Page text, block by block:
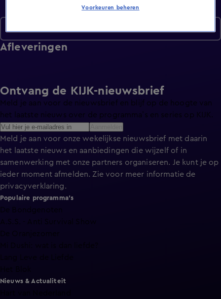
Afleveringen
Ontvang de KIJK-nieuwsbrief
Meld je aan voor de nieuwsbrief en blijf op de hoogte van
het laatste nieuws over de programma’s en series op KIJK.
Meld je aan voor onze wekelijkse nieuwsbrief met daarin
het laatste nieuws en aanbiedingen die wijzelf of in
samenwerking met onze partners organiseren. Je kunt je op
ieder moment afmelden. Zie voor meer informatie de
privacyverklaring.
Populaire programma's
De Bondgenoten
A.S.S. - Anti Survival Show
De Oranjezomer
Mi Dushi: wat is dan liefde?
Nieuws & Actualiteit
Voorkeuren beheren